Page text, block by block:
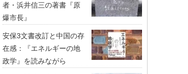
者・浜井信三の著書『原
爆市長』
安保3文書改訂と中国の存
在感：『エネルギーの地
政学』を読みながら